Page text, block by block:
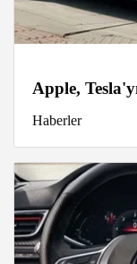
Apple,
Haberler